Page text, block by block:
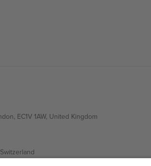
EC1V 1AW, United Kingdom